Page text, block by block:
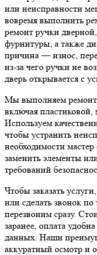
или неисправности
вовремя выполнить
ремонт ручки
фурнитуры, а также
причина — износ,
из-за чего ручки не
дверь открывается с
Мы выполняем ремонт
включая пластиковой,
Используем
чтобы устранить
необходимости
заменить элементы
требований
Чтобы заказать
или сделать звонок
перезвоним сразу.
заранее, оплата
данных. Наши
аккуратный осмотр и